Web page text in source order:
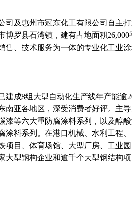
司及惠州市冠东化工有限公司自主
罗县石湾镇，建有占地面积
售、技术服务为一体的专业化工业
成8组大型自动化生产线年产能逾
南亚各地区，深受消费者好评。主
漆等六大重防腐涂料系列，以及醇
涂料系列。在港口机械、水利工程
项目、体育场馆、大型厂房、工业
大型钢构企业和逾千个大型钢结构